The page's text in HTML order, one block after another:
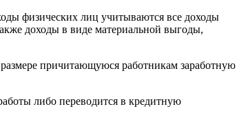
физических лиц учитываются все доходы
доходы в виде материальной выгоды,
размере причитающуюся работникам заработную
либо переводится в кредитную